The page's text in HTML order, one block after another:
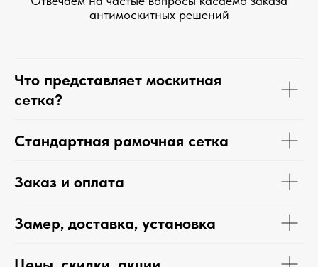
антимоскитных решений
Что представляет москитная
сетка?
Стандартная рамочная сетка
Заказ и оплата
Замер, доставка, установка